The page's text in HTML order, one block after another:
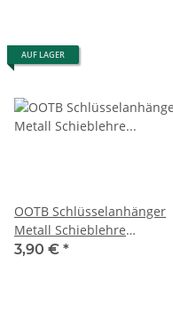
AUF LAGER
OOTB Schlüsselanhänger
Metall Schieblehre
Messschieber Schlüsselring
3,90 € *